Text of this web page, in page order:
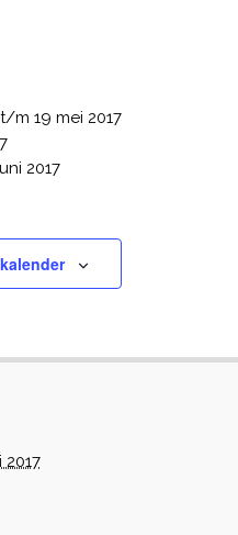
19 mei 2017
2017
2017